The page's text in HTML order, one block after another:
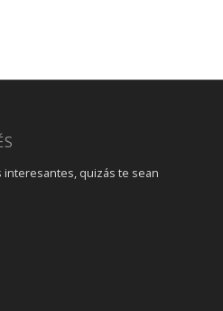
quizás te sean